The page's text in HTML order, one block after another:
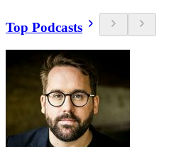
Top Podcasts